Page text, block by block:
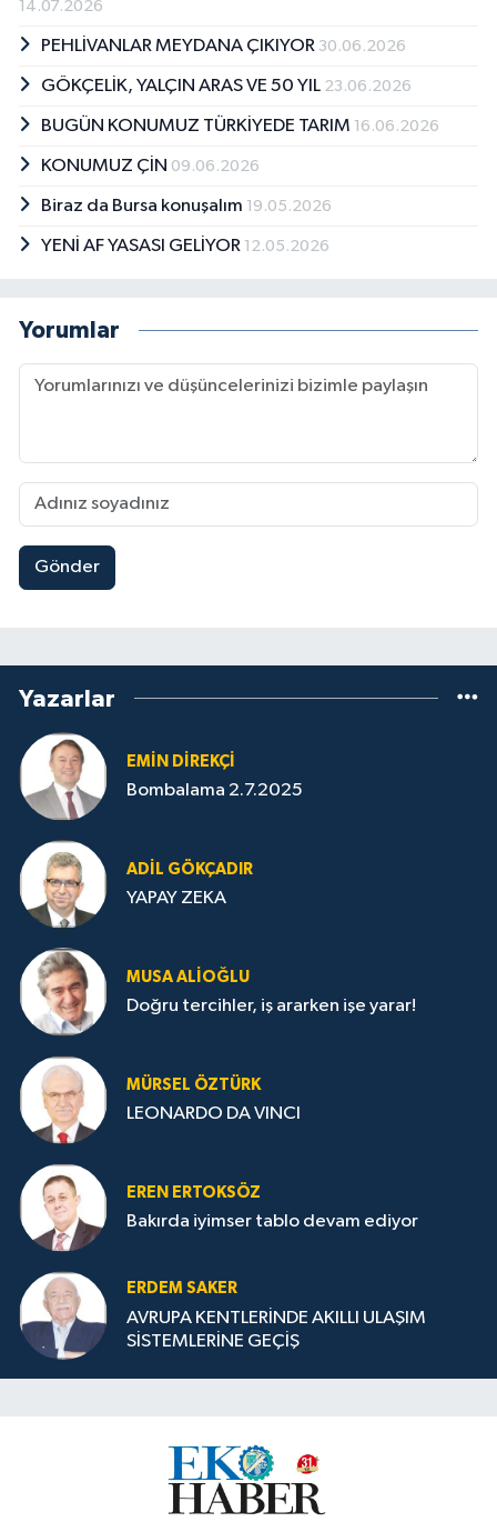
14.07.2026
PEHLİVANLAR MEYDANA ÇIKIYOR 30.06.2026
GÖKÇELİK, YALÇIN ARAS VE 50 YIL 23.06.2026
BUGÜN KONUMUZ TÜRKİYEDE TARIM 16.06.2026
KONUMUZ ÇİN 09.06.2026
Biraz da Bursa konuşalım 19.05.2026
YENİ AF YASASI GELİYOR 12.05.2026
Yorumlar
Gönder
Yazarlar
EMIN DIREKÇI
Bombalama 2.7.2025
ADIL GÖKÇADIR
YAPAY ZEKA
MUSA ALIOĞLU
Doğru tercihler, iş ararken işe yarar!
MÜRSEL ÖZTÜRK
LEONARDO DA VINCI
EREN ERTOKSÖZ
Bakırda iyimser tablo devam ediyor
ERDEM SAKER
AVRUPA KENTLERİNDE AKILLI ULAŞIM
SİSTEMLERİNE GEÇİŞ